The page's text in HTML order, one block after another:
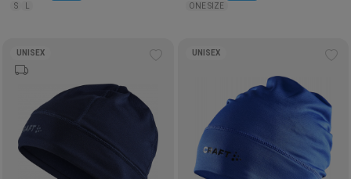
S ONE SIZE
UNISEX UNISEX